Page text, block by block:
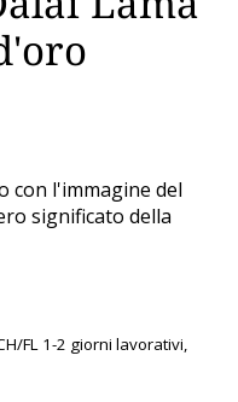
con l'immagine del
significato della
FL 1-2 giorni lavorativi,